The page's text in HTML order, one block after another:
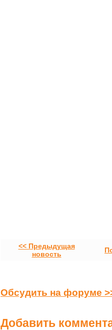
<< Предыдущая
новость
Обсудить на форуме
Добавить